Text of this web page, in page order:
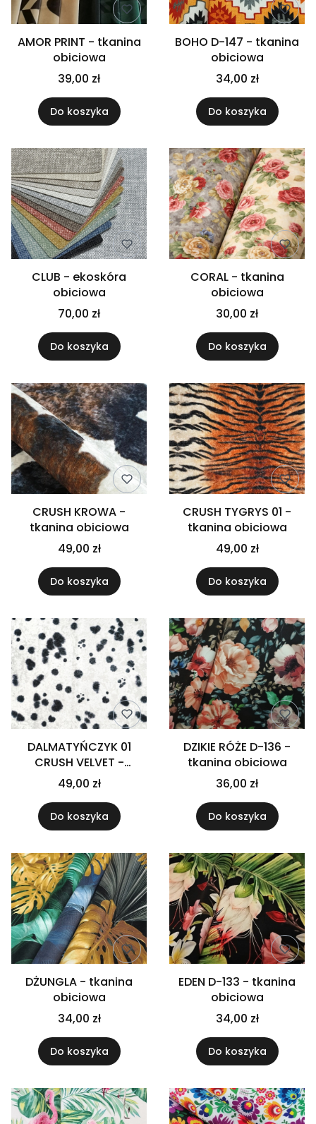
AMOR PRINT - tkanina
obiciowa
39,00 zł
Do koszyka
BOHO D-147 - tkanina
obiciowa
34,00 zł
Do koszyka
CLUB - ekoskóra
obiciowa
70,00 zł
Do koszyka
CORAL - tkanina
obiciowa
30,00 zł
Do koszyka
CRUSH KROWA -
tkanina obiciowa
49,00 zł
Do koszyka
CRUSH TYGRYS 01 -
tkanina obiciowa
49,00 zł
Do koszyka
DALMATYŃCZYK 01
CRUSH VELVET -
tkanina obiciowa
49,00 zł
Do koszyka
DZIKIE RÓŻE D-136 -
tkanina obiciowa
36,00 zł
Do koszyka
DŻUNGLA - tkanina
obiciowa
34,00 zł
Do koszyka
EDEN D-133 - tkanina
obiciowa
34,00 zł
Do koszyka